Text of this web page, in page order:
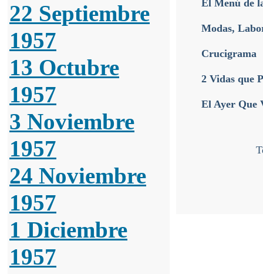
22 Septiembre
1957
13 Octubre
1957
3 Noviembre
1957
24 Noviembre
1957
1 Diciembre
1957
El Menú de
Modas,
Crucigrama
2 Vidas que
El Ayer Que